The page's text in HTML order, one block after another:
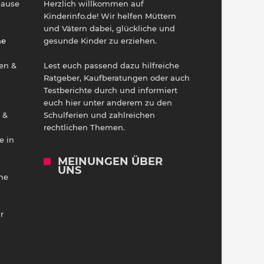
&
&
in
Herzlich willkommen auf
Kinderinfo.de! Wir helfen Müttern
und Vätern dabei, glückliche und
gesunde Kinder zu erziehen.
Lest euch passend dazu hilfreiche
Ratgeber, Kaufberatungen oder auch
Testberichte durch und informiert
euch hier unter anderem zu den
Schulferien und zahlreichen
rechtlichen Themen.
MEINUNGEN ÜBER
UNS